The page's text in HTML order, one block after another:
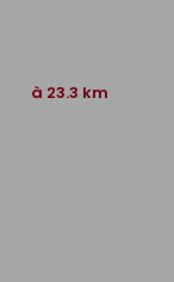
à 23.3 km